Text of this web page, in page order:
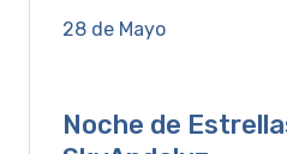
28 de Mayo
Noche de